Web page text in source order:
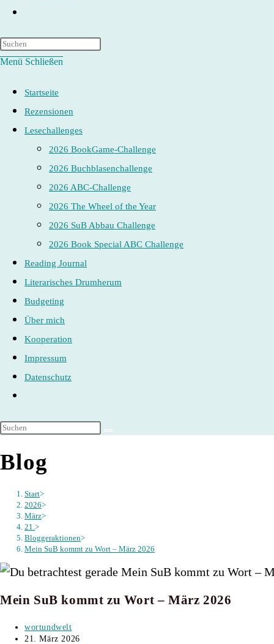
umschalten
Menü Schließen
Startseite
Rezensionen
Lesechallenges
2026 BookGame-Challenge
2026 Buchblasenchallenge
2026 ABC-Challenge
2026 The Wheel of the Year
2026 SuB Abbau Challenge
2026 Book Special ABC Challenge
Reading Journal
Literarisches Drumherum
Budgeting
Über mich
Kooperation
Impressum
Datenschutz
umschalten
Blog
Start>
2026>
März>
21. >
Bloggeraktionen>
Mein SuB kommt zu Wort – März 2026
Mein SuB kommt zu Wort – März 2026
Beitrags-
Autor:
wortundwelt
Beitrag
21. März 2026